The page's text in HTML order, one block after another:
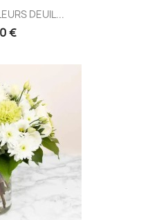
DEUIL...
€